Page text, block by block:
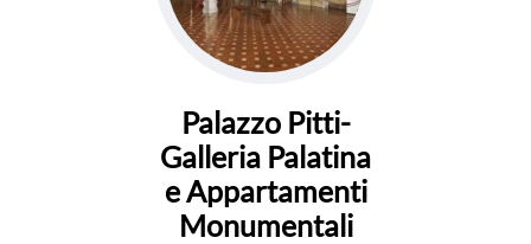
Palazzo Pitti-
Galleria Palatina
e Appartamenti
Monumentali